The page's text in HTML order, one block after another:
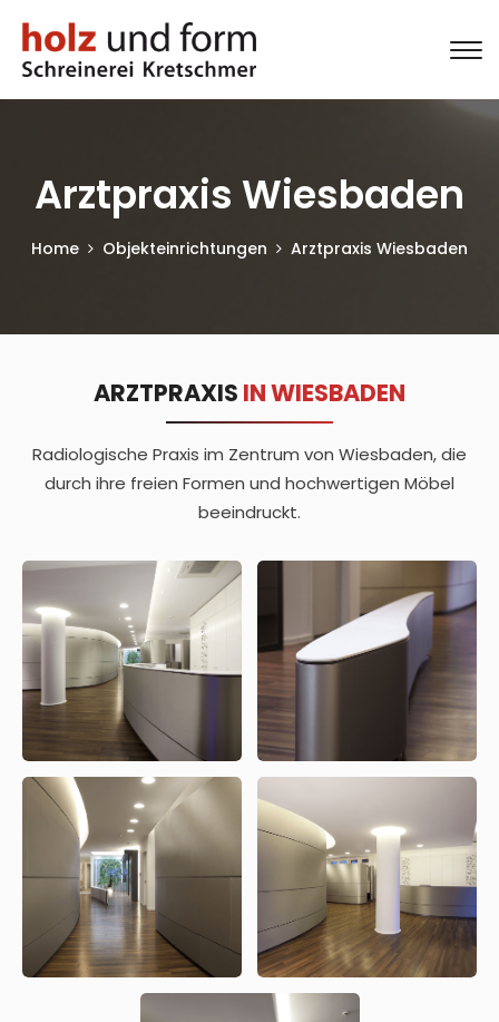
Arztpraxis Wiesbaden
Home Objekteinrichtungen Arztpraxis Wiesbaden
ARZTPRAXIS IN WIESBADEN
Radiologische Praxis im Zentrum von Wiesbaden, die
durch ihre freien Formen und hochwertigen Möbel
beeindruckt.